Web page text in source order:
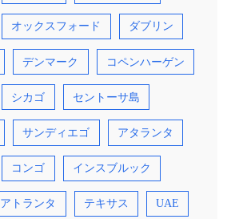
オックスフォード ダブリン
デンマーク コペンハーゲン
シカゴ セントーサ島
サンディエゴ アタランタ
コンゴ インスブルック
アトランタ テキサス UAE